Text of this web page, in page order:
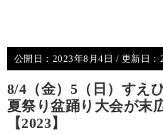
公開日： 2023年8月4日 / 更新日：
8/4（金）5（日）すえ
夏祭り盆踊り大会が末
【2023】